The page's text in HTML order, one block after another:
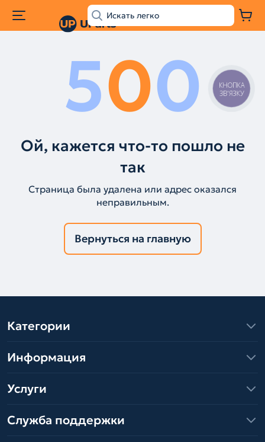
500
Ой, кажется что-то пошло не
так
Страница была удалена или адрес оказался
неправильным.
Вернуться на главную
Категории
Информация
Услуги
Служба поддержки
КНОПКА
ЗВ'ЯЗКУ